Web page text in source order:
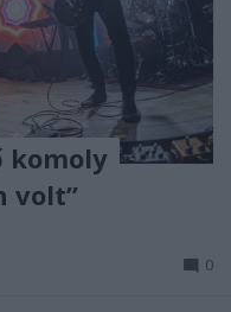
komoly
volt”
0